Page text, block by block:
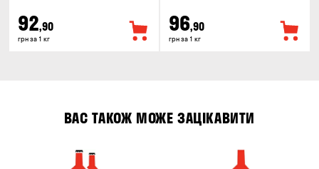
92,90
грн за 1 кг
96,90
грн за 1 кг
ВАС ТАКОЖ МОЖЕ ЗАЦІКАВИТИ